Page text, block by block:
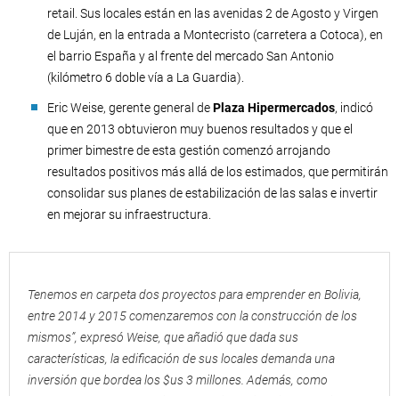
retail. Sus locales están en las avenidas 2 de Agosto y Virgen
de Luján, en la entrada a Montecristo (carretera a Cotoca), en
el barrio España y al frente del mercado San Antonio
(kilómetro 6 doble vía a La Guardia).
Eric Weise, gerente general dePlaza Hipermercados, indicó
que en 2013 obtuvieron muy buenos resultados y que el
primer bimestre de esta gestión comenzó arrojando
resultados positivos más allá de los estimados, que permitirán
consolidar sus planes de estabilización de las salas e invertir
en mejorar su infraestructura.
Tenemos en carpeta dos proyectos para emprender en Bolivia,
entre 2014 y 2015 comenzaremos con la construcción de los
mismos”, expresó Weise, que añadió que dada sus
características, la edificación de sus locales demanda una
inversión que bordea los $us 3 millones. Además, como